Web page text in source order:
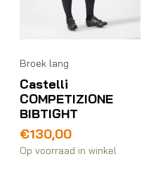
Broek lang
Castelli
COMPETIZIONE
BIBTIGHT
€130,00
Op voorraad in winkel